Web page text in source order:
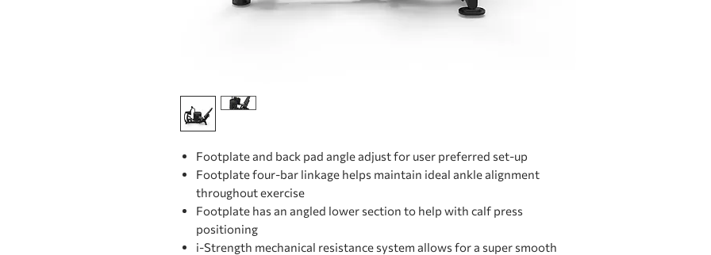
Footplate and back pad angle adjust for user preferred set-up
Footplate four-bar linkage helps maintain ideal ankle alignment
throughout exercise
Footplate has an angled lower section to help with calf press
positioning
i-Strength mechanical resistance system allows for a super smooth